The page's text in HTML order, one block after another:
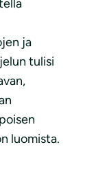
ja
tulisi
luomista.